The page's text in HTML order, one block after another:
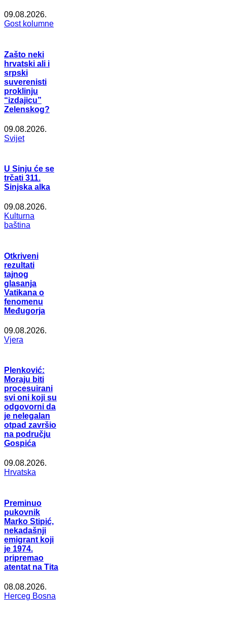
09.08.2026.
Gost kolumne
Zašto neki
hrvatski ali i
srpski
suverenisti
proklinju
“izdajicu”
Zelenskog?
09.08.2026.
Svijet
U Sinju će se
trčati 311.
Sinjska alka
09.08.2026.
Kulturna
baština
Otkriveni
rezultati
tajnog
glasanja
Vatikana o
fenomenu
Međugorja
09.08.2026.
Vjera
Plenković:
Moraju biti
procesuirani
svi oni koji su
odgovorni da
je nelegalan
otpad završio
na području
Gospića
09.08.2026.
Hrvatska
Preminuo
pukovnik
Marko Stipić,
nekadašnji
emigrant koji
je 1974.
pripremao
atentat na Tita
08.08.2026.
Herceg Bosna